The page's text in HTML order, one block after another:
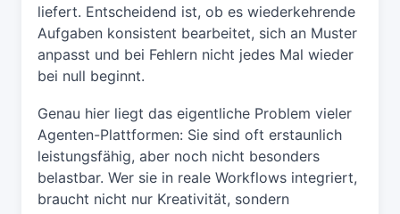
liefert. Entscheidend ist, ob es wiederkehrende
Aufgaben konsistent bearbeitet, sich an Muster
anpasst und bei Fehlern nicht jedes Mal wieder
bei null beginnt.
Genau hier liegt das eigentliche Problem vieler
Agenten-Plattformen: Sie sind oft erstaunlich
leistungsfähig, aber noch nicht besonders
belastbar. Wer sie in reale Workflows integriert,
braucht nicht nur Kreativität, sondern